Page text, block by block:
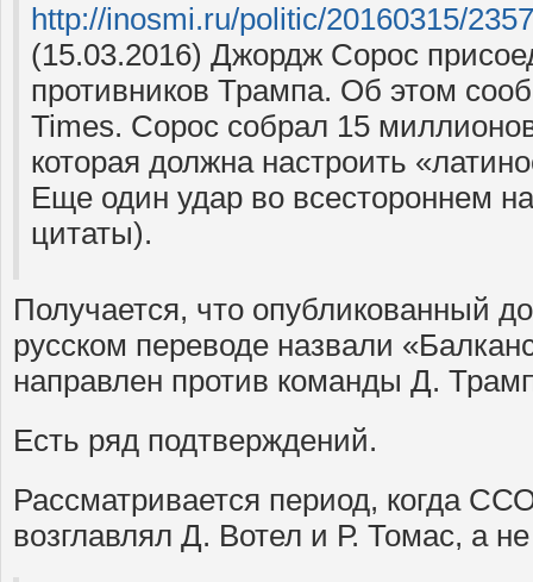
http://inosmi.ru/politic/20160315/
(15.03.2016) Джордж Сорос
противников Трампа. Об этом
Times. Сорос собрал 15
которая должна настроить
Еще один удар во всестороннем
цитаты).
Получается, что опубликованный
русском переводе назвали
направлен против команды Д.
Есть ряд подтверждений.
Рассматривается период, когда
возглавлял Д. Вотел и Р. Томас, а